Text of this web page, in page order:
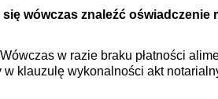
wówczas znaleźć
w razie braku płatności
klauzulę wykonalności akt